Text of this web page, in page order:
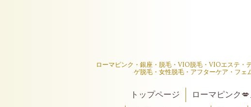
ローマピンク・銀座・脱毛・VIO脱毛・VIOエステ・
ゲ脱毛・女性脱毛・アフターケア・フェ
トップページ ローマピンク